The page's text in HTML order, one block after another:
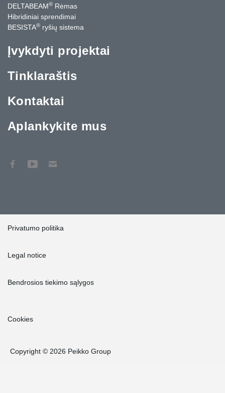
DELTABEAM® Rėmas
Hibridiniai sprendimai
BESISTA® ryšių sistema
Įvykdyti projektai
Tinklaraštis
Kontaktai
Aplankykite mus
Privatumo politika
Legal notice
Bendrosios tiekimo sąlygos
Cookies
Copyright © 2026 Peikko Group